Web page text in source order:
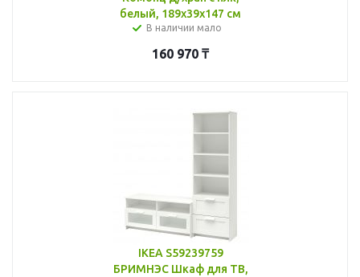
белый, 189x39x147 см
В наличии мало
160 970 ₸
IKEA S59239759
БРИМНЭС Шкаф для ТВ,